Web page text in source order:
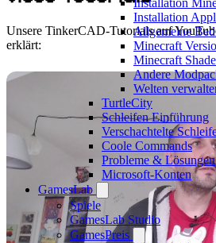
Installation
Installation
Allgemeine
Minecraft
Minecraft
Andere
Welten
TurtleCity
Schleifen Einführung
Verschachtelte
Coole Commands
Probleme & Lösungen
Microsoft-Konten
GamesLab
Spiele
GamesLab Studio
GamesPreis
Unsere TinkerCAD-Tutorials auf
erklärt: